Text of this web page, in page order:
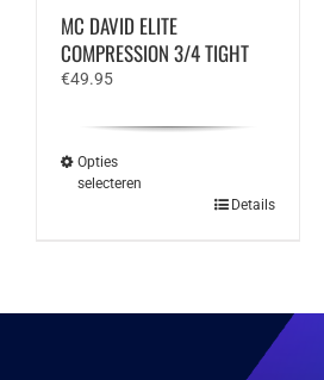
MC DAVID ELITE
COMPRESSION 3/4 TIGHT
€49.95
Opties
selecteren
Details